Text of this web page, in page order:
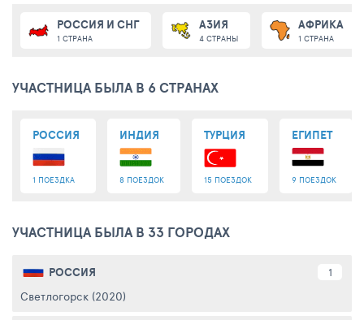
РОССИЯ И СНГ
1 СТРАНА
АЗИЯ
4 СТРАНЫ
АФРИКА
1 СТРАНА
УЧАСТНИЦА БЫЛА В 6 СТРАНАХ
РОССИЯ
1 ПОЕЗДКА
ИНДИЯ
8 ПОЕЗДОК
ТУРЦИЯ
15 ПОЕЗДОК
ЕГИПЕТ
9 ПОЕЗДОК
УЧАСТНИЦА БЫЛА В 33 ГОРОДАХ
РОССИЯ 1
Светлогорск (2020)